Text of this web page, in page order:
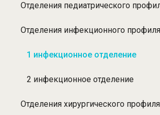
Разделы:
Отделения
Отделения педиатрического
Отделения инфекционного профиля
1 инфекционное отделение
2 инфекционное отделение
Отделения хирургического профиля